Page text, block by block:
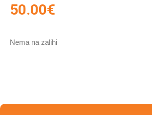
50.00€
Nema na zalihi